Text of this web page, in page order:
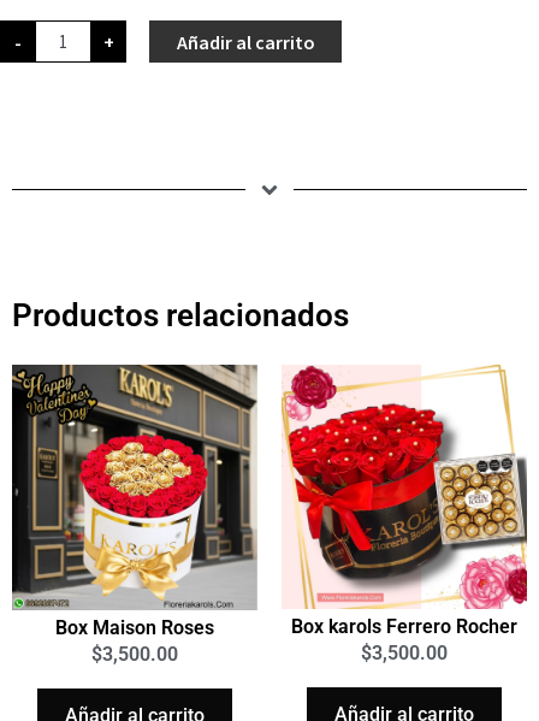
- + Añadir al carrito
Productos relacionados
Box Maison Roses
$3,500.00
Añadir al carrito
Box karols Ferrero Rocher
$3,500.00
Añadir al carrito